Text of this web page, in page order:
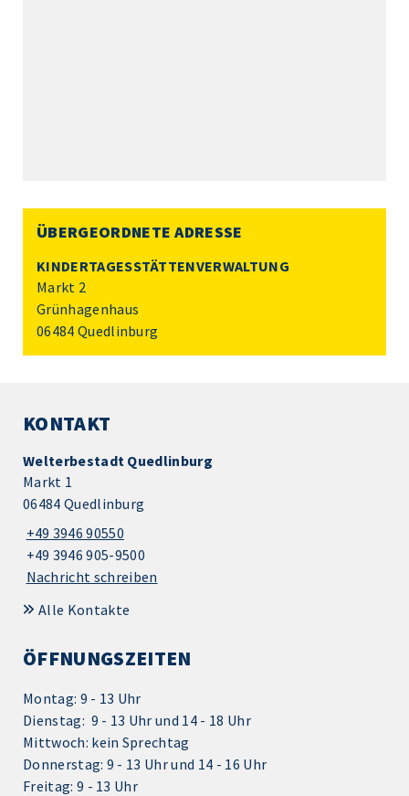
ÜBERGEORDNETE ADRESSE
KINDERTAGESSTÄTTENVERWALTUNG
Markt 2
Grünhagenhaus
06484 Quedlinburg
KONTAKT
Welterbestadt Quedlinburg
Markt 1
06484 Quedlinburg
+49 3946 90550
+49 3946 905-9500
Nachricht schreiben
Alle Kontakte
ÖFFNUNGSZEITEN
Montag: 9 - 13 Uhr
Dienstag: 9 - 13 Uhr und 14 - 18 Uhr
Mittwoch: kein Sprechtag
Donnerstag: 9 - 13 Uhr und 14 - 16 Uhr
Freitag: 9 - 13 Uhr